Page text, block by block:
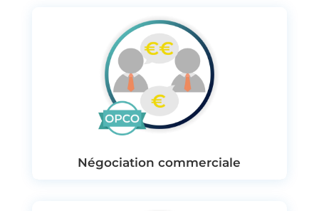
Négociation commerciale